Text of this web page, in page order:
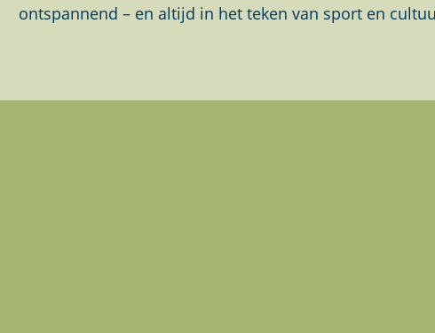
ontspannend – en altijd in het teken van sport en